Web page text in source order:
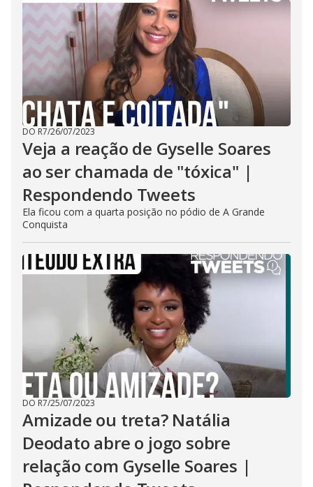
DO R7/26/07/2023
Veja a reação de Gyselle Soares
ao ser chamada de "tóxica" |
Respondendo Tweets
Ela ficou com a quarta posição no pódio de A Grande
Conquista
DO R7/25/07/2023
Amizade ou treta? Natália
Deodato abre o jogo sobre
relação com Gyselle Soares |